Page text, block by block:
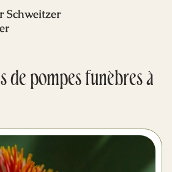
Schweitzer
de pompes funèbres à